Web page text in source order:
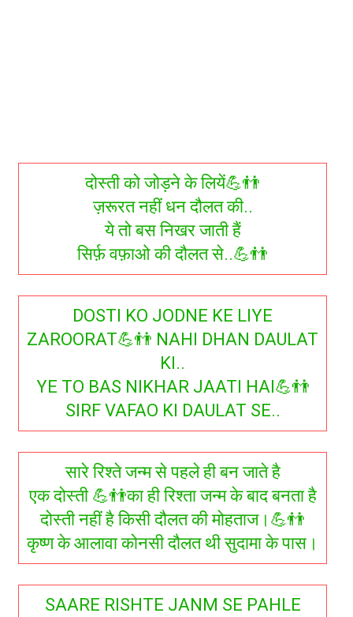
दोस्ती को जोड़ने के लियें💪👬
ज़रूरत नहीं धन दौलत की..
ये तो बस निखर जाती हैं
सिर्फ़ वफ़ाओ की दौलत से..💪👬
DOSTI KO JODNE KE LIYE
ZAROORAT💪👬 NAHI DHAN DAULAT
KI..
YE TO BAS NIKHAR JAATI HAI💪👬
SIRF VAFAO KI DAULAT SE..
सारे रिश्ते जन्म से पहले ही बन जाते है
एक दोस्ती 💪👬का ही रिश्ता जन्म के बाद बनता है
दोस्ती नहीं है किसी दौलत की मोहताज।💪👬
कृष्ण के आलावा कोनसी दौलत थी सुदामा के पास।
SAARE RISHTE JANM SE PAHLE